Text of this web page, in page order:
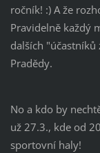
ročník! :) A že
Pravidelně každý
dalších "účastníků
Pradědy.
No a kdo by
už 27.3., kde od
sportovní haly!